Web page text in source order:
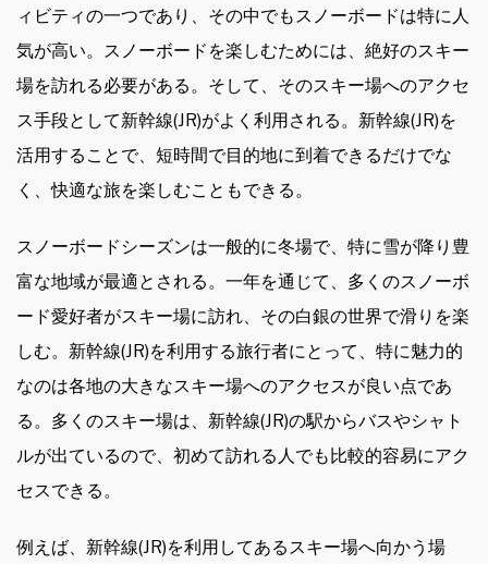
ィビティの一つであり、その中でもスノーボードは特に人
気が高い。 スノーボードを楽しむためには、絶好のスキー
場を訪れる必要がある。そして、そのスキー場へのアクセ
ス手段として新幹線(JR)がよく利用される。新幹線(JR)を
活用することで、短時間で目的地に到着できるだけでな
く、快適な旅を楽しむこともできる。
スノーボードシーズンは一般的に冬場で、特に雪が降り豊
富な地域が最適とされる。一年を通じて、多くのスノーボ
ード愛好者がスキー場に訪れ、その白銀の世界で滑りを楽
しむ。新幹線(JR)を利用する旅行者にとって、特に魅力的
なのは各地の大きなスキー場へのアクセスが良い点であ
る。多くのスキー場は、新幹線(JR)の駅からバスやシャト
ルが出ているので、初めて訪れる人でも比較的容易にアク
セスできる。
例えば、新幹線(JR)を利用してあるスキー場へ向かう場